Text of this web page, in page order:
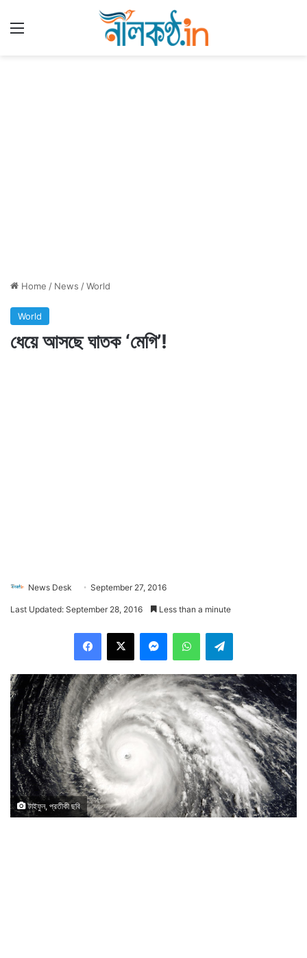
Home / News /World
World
ধেয়ে আসছে ঘাতক ‘মেগি’!
News Desk September 27, 2016
Last Updated: September 28, 2016 Less than a minute
টাইফুন, প্রতীকী ছবি